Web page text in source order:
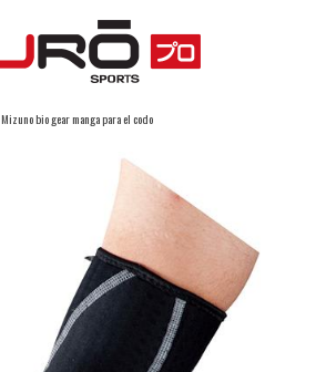
Mizuno bio gear manga para el codo